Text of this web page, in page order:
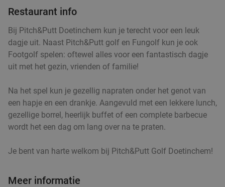
Restaurant info
Bij Pitch&Putt Doetinchem kun je terecht voor een leuk
dagje uit. Naast Pitch&Putt golf en Fungolf kun je ook
Footgolf spelen: oftewel alles voor een fantastisch dagje
uit met het gezin, vrienden of familie!
Na het spel kun je gezellig napraten onder het genot van
een hapje en een drankje. Aangevuld met een lekkere lunch,
gezellige borrel, heerlijk buffet of een complete barbecue
wordt het een dag om lang over na te praten.
Je bent van harte welkom bij Pitch&Putt Golf Doetinchem!
Meer informatie